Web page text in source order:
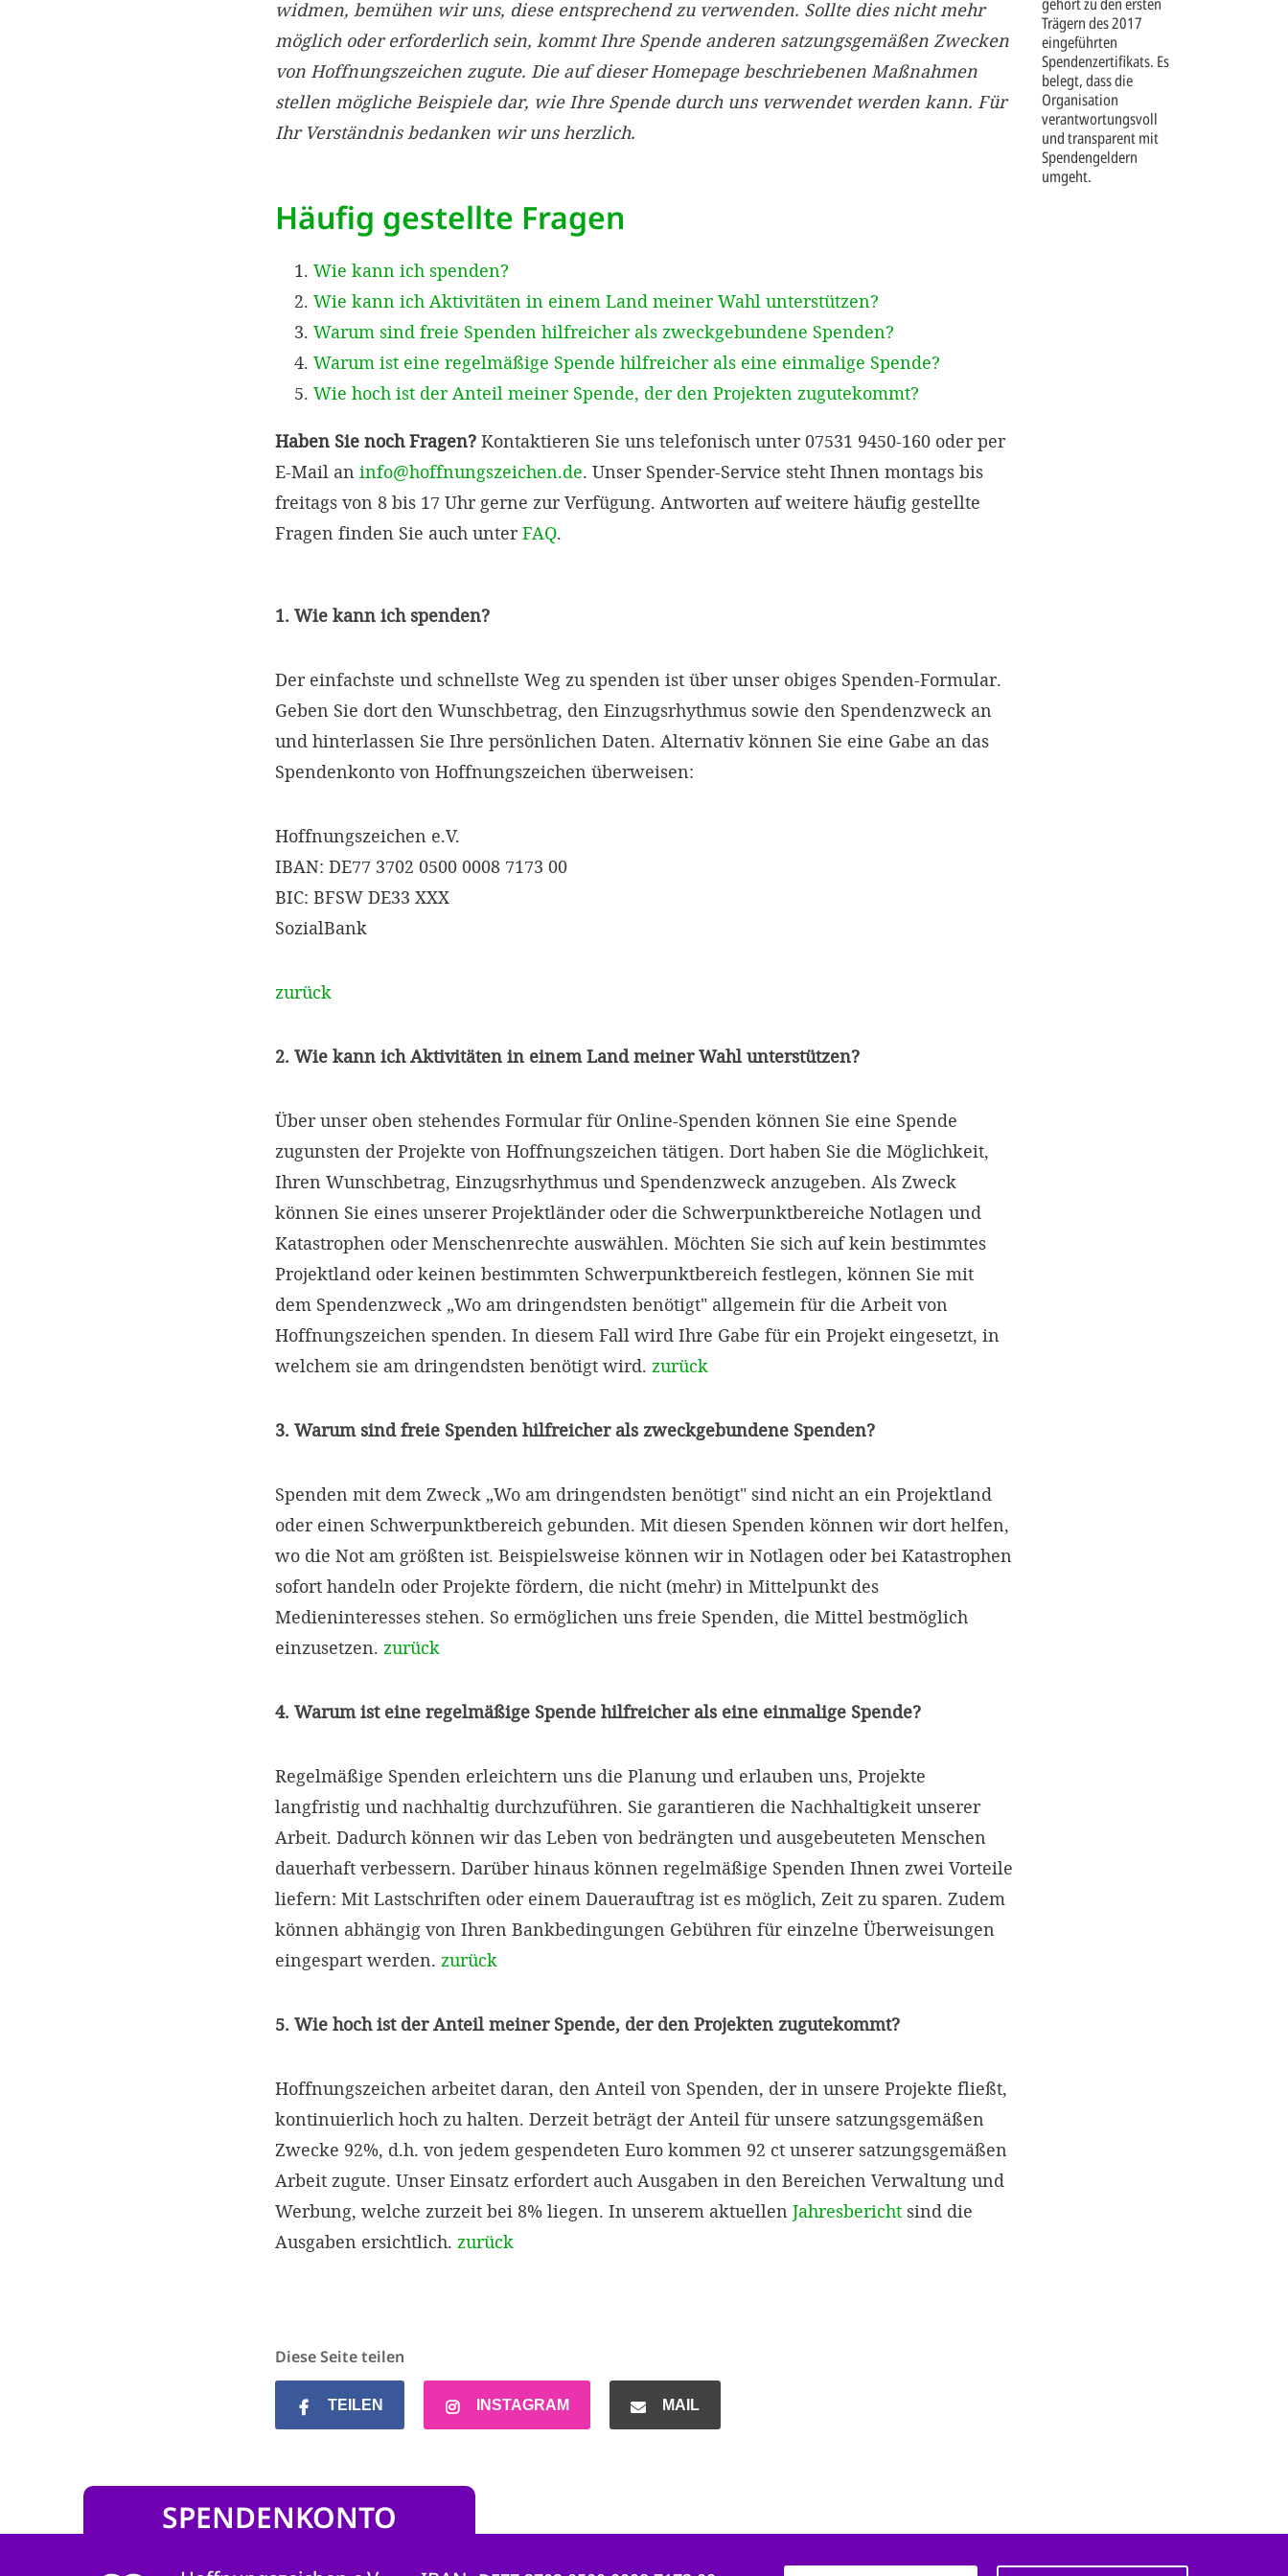
Trägern des 2017
eingeführten
Spendenzertifikats. Es
belegt, dass die
Organisation
verantwortungsvoll
und transparent mit
Spendengeldern
umgeht.
widmen, bemühen wir uns, diese entsprechend zu verwenden. Sollte dies nicht mehr
möglich oder erforderlich sein, kommt Ihre Spende anderen satzungsgemäßen Zwecken
von Hoffnungszeichen zugute. Die auf dieser Homepage beschriebenen Maßnahmen
stellen mögliche Beispiele dar, wie Ihre Spende durch uns verwendet werden kann. Für
Ihr Verständnis bedanken wir uns herzlich.
Häufig gestellte Fragen
Wie kann ich spenden?
Wie kann ich Aktivitäten in einem Land meiner Wahl unterstützen?
Warum sind freie Spenden hilfreicher als zweckgebundene Spenden?
Warum ist eine regelmäßige Spende hilfreicher als eine einmalige Spende?
Wie hoch ist der Anteil meiner Spende, der den Projekten zugutekommt?
Haben Sie noch Fragen? Kontaktieren Sie uns telefonisch unter 07531 9450-160 oder per
E-Mail an info@hoffnungszeichen.de. Unser Spender-Service steht Ihnen montags bis
freitags von 8 bis 17 Uhr gerne zur Verfügung. Antworten auf weitere häufig gestellte
Fragen finden Sie auch unter FAQ.
1. Wie kann ich spenden?
Der einfachste und schnellste Weg zu spenden ist über unser obiges Spenden-Formular.
Geben Sie dort den Wunschbetrag, den Einzugsrhythmus sowie den Spendenzweck an
und hinterlassen Sie Ihre persönlichen Daten. Alternativ können Sie eine Gabe an das
Spendenkonto von Hoffnungszeichen überweisen:
Hoffnungszeichen e.V.
IBAN: DE77 3702 0500 0008 7173 00
BIC: BFSW DE33 XXX
SozialBank
zurück
2. Wie kann ich Aktivitäten in einem Land meiner Wahl unterstützen?
Über unser oben stehendes Formular für Online-Spenden können Sie eine Spende
zugunsten der Projekte von Hoffnungszeichen tätigen. Dort haben Sie die Möglichkeit,
Ihren Wunschbetrag, Einzugsrhythmus und Spendenzweck anzugeben. Als Zweck
können Sie eines unserer Projektländer oder die Schwerpunktbereiche Notlagen und
Katastrophen oder Menschenrechte auswählen. Möchten Sie sich auf kein bestimmtes
Projektland oder keinen bestimmten Schwerpunktbereich festlegen, können Sie mit
dem Spendenzweck „Wo am dringendsten benötigt" allgemein für die Arbeit von
Hoffnungszeichen spenden. In diesem Fall wird Ihre Gabe für ein Projekt eingesetzt, in
welchem sie am dringendsten benötigt wird. zurück
3. Warum sind freie Spenden hilfreicher als zweckgebundene Spenden?
Spenden mit dem Zweck „Wo am dringendsten benötigt" sind nicht an ein Projektland
oder einen Schwerpunktbereich gebunden. Mit diesen Spenden können wir dort helfen,
wo die Not am größten ist. Beispielsweise können wir in Notlagen oder bei Katastrophen
sofort handeln oder Projekte fördern, die nicht (mehr) in Mittelpunkt des
Medieninteresses stehen. So ermöglichen uns freie Spenden, die Mittel bestmöglich
einzusetzen. zurück
4. Warum ist eine regelmäßige Spende hilfreicher als eine einmalige Spende?
Regelmäßige Spenden erleichtern uns die Planung und erlauben uns, Projekte
langfristig und nachhaltig durchzuführen. Sie garantieren die Nachhaltigkeit unserer
Arbeit. Dadurch können wir das Leben von bedrängten und ausgebeuteten Menschen
dauerhaft verbessern. Darüber hinaus können regelmäßige Spenden Ihnen zwei Vorteile
liefern: Mit Lastschriften oder einem Dauerauftrag ist es möglich, Zeit zu sparen. Zudem
können abhängig von Ihren Bankbedingungen Gebühren für einzelne Überweisungen
eingespart werden. zurück
5. Wie hoch ist der Anteil meiner Spende, der den Projekten zugutekommt?
Hoffnungszeichen arbeitet daran, den Anteil von Spenden, der in unsere Projekte fließt,
kontinuierlich hoch zu halten. Derzeit beträgt der Anteil für unsere satzungsgemäßen
Zwecke 92%, d.h. von jedem gespendeten Euro kommen 92 ct unserer satzungsgemäßen
Arbeit zugute. Unser Einsatz erfordert auch Ausgaben in den Bereichen Verwaltung und
Werbung, welche zurzeit bei 8% liegen. In unserem aktuellen Jahresbericht sind die
Ausgaben ersichtlich. zurück
Diese Seite teilen
TEILEN INSTAGRAM MAIL
SPENDENKONTO